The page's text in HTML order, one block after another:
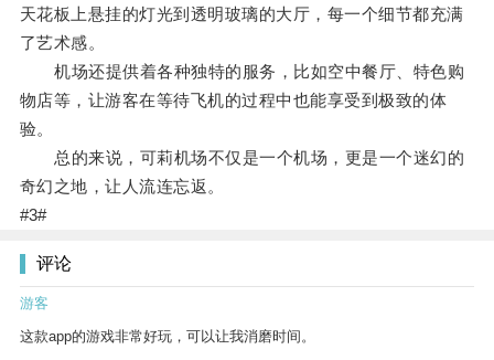
天花板上悬挂的灯光到透明玻璃的大厅，每一个细节都充满
了艺术感。
机场还提供着各种独特的服务，比如空中餐厅、特色购
物店等，让游客在等待飞机的过程中也能享受到极致的体
验。
总的来说，可莉机场不仅是一个机场，更是一个迷幻的
奇幻之地，让人流连忘返。
#3#
评论
游客
这款app的游戏非常好玩，可以让我消磨时间。